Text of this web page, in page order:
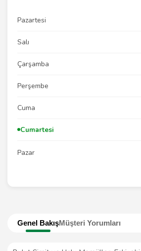
Genel BakışMüşteri Yorumları
Pazartesi
Salı
Çarşamba
Perşembe
Cuma
Cumartesi
Pazar